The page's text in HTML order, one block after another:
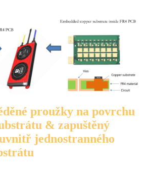
proužky na povrchu
& zapuštěný
jednostranného